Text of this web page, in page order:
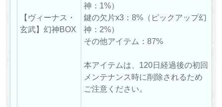
【ヴィーナス・
玄武】幻神BOX
神：1%）
鍵の欠片x3：8%（ピックアップ幻
神：2%）
その他アイテム：87%
本アイテムは、120日経過後の初回
メンテナンス時に削除されるため
ご注意ください。